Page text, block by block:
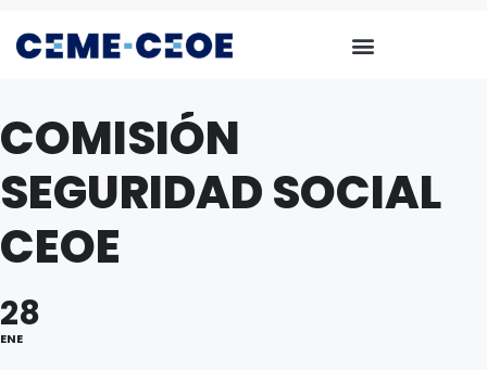
COMISIÓN
SEGURIDAD SOCIAL
CEOE
28
ENE